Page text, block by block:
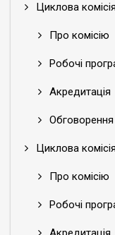
Циклова
Про комісію
Робочі
Акредитація
Обговорення
Циклова
Про комісію
Робочі